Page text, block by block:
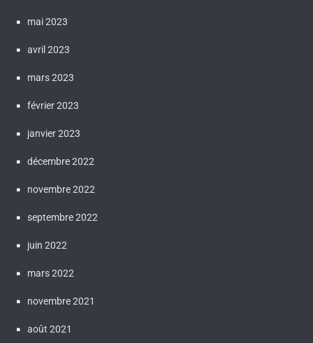
mai 2023
avril 2023
mars 2023
février 2023
janvier 2023
décembre 2022
novembre 2022
septembre 2022
juin 2022
mars 2022
novembre 2021
août 2021